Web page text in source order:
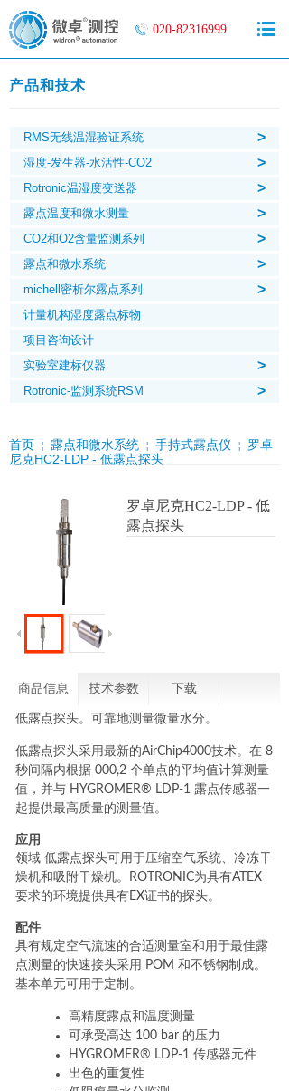
020-82316999
产品和技术
RMS无线温湿验证系统 >
湿度-发生器-水活性-CO2 >
Rotronic温湿度变送器 >
露点温度和微水测量 >
CO2和O2含量监测系列 >
露点和微水系统 >
michell密析尔露点系列 >
计量机构湿度露点标物
项目咨询设计
实验室建标仪器
>
Rotronic-监测系统RSM >
首页 ￤ 露点和微水系统 ￤ 手持式露点仪 ￤
罗卓
尼克HC2-LDP - 低露点探头
罗卓尼克HC2-LDP - 低
露点探头
商品信息 技术参数 下载
低露点探头。可靠地测量微量水分。
低露点探头采用最新的AirChip4000技术。在 8
秒间隔内根据 000,2 个单点的平均值计算测量
值，并与 HYGROMER® LDP-1 露点传感器一
起提供最高质量的测量值。
应用
领域 低露点探头可用于压缩空气系统、冷冻干
燥机和吸附干燥机。ROTRONIC为具有ATEX
要求的环境提供具有EX证书的探头。
配件
具有规定空气流速的合适测量室和用于最佳露
点测量的快速接头采用 POM 和不锈钢制成。
基本单元可用于定制。
高精度露点和温度测量
可承受高达 100 bar 的压力
HYGROMER® LDP-1 传感器元件
出色的重复性